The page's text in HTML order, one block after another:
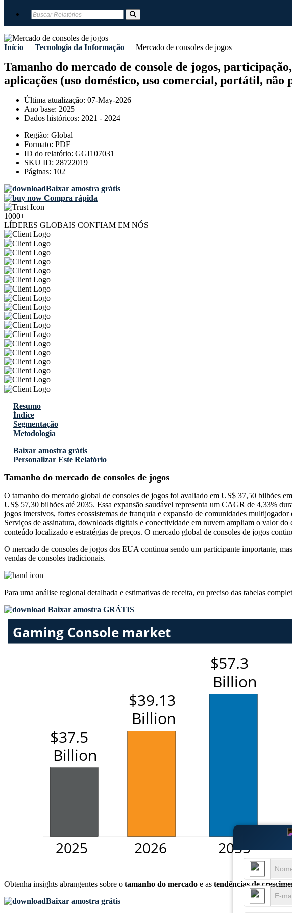
Início | Tecnologia da Informação | Mercado de consoles de jogos
Tamanho do mercado de console de jogos,
aplicações (uso doméstico, uso comercial, portátil,
Última atualização: 07-May-2026
Ano base: 2025
Dados históricos: 2021 - 2024
Região: Global
Formato: PDF
ID do relatório: GGI107031
SKU ID: 28722019
Páginas: 102
Baixar amostra grátis
Compra rápida
1000+
LÍDERES GLOBAIS CONFIAM EM NÓS
Resumo
Índice
Segmentação
Metodologia
Baixar amostra grátis
Personalizar Este Relatório
Tamanho do mercado de consoles de jogos
O tamanho do mercado global de consoles de jogos foi avaliado em US$ 37,50 bilhões
US$ 57,30 bilhões até 2035. Essa expansão saudável representa um CAGR de 4,33%
jogos imersivos, fortes ecossistemas de franquia e expansão de comunidades
Serviços de assinatura, downloads digitais e conectividade em nuvem ampliam o valor
conteúdo localizado e estratégias de preços. O mercado global de consoles de jogos
O mercado de consoles de jogos dos EUA continua sendo um participante importante,
vendas de consoles tradicionais.
Para uma análise regional detalhada e estimativas de receita, eu preciso das tabelas
Baixar amostra GRÁTIS
Obtenha insights abrangentes sobre o tamanho do mercado e as tendências de
Baixar amostra grátis